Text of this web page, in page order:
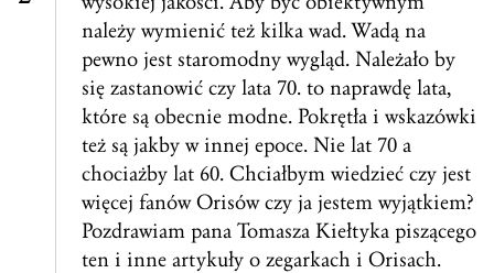
należy wymienić też kilka wad. Wadą na
pewno jest staromodny wygląd. Należało by
się zastanowić czy lata 70. to naprawdę lata,
które są obecnie modne. Pokrętła i wskazówki
też są jakby w innej epoce. Nie lat 70 a
chociażby lat 60. Chciałbym wiedzieć czy jest
więcej fanów Orisów czy ja jestem wyjątkiem?
Pozdrawiam pana Tomasza Kiełtyka piszącego
ten i inne artykuły o zegarkach i Orisach.